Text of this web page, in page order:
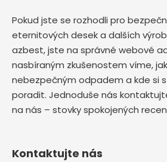
Pokud jste se rozhodli pro
eternitových desek a dalších
azbest, jste na správné webové
nasbíraným zkušenostem víme,
nebezpečným odpadem a kde si
poradit. Jednoduše nás
na nás – stovky spokojených
Kontaktujte nás